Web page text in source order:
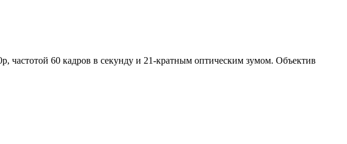
60 кадров в секунду и 21-кратным оптическим зумом. Объектив